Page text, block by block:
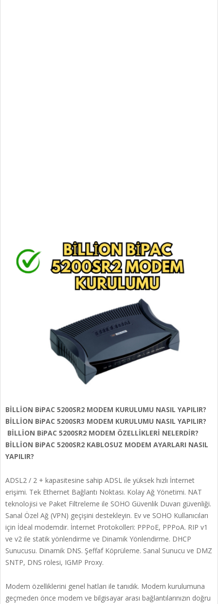
BİLLİON BiPAC 5200SR2 MODEM KURULUMU NASIL YAPILIR?
BİLLİON BiPAC 5200SR3 MODEM KURULUMU NASIL YAPILIR?
BİLLİON BiPAC 5200SR2 MODEM ÖZELLİKLERİ NELERDİR?
BİLLİON BiPAC 5200SR2 KABLOSUZ MODEM AYARLARI NASIL
YAPILIR?
ADSL2 / 2 + kapasitesine sahip ADSL ile yüksek hızlı İnternet
erişimi. Tek Ethernet Bağlantı Noktası. Kolay Ağ Yönetimi. NAT
teknolojisi ve Paket Filtreleme ile SOHO Güvenlik Duvarı güvenliği.
Sanal Özel Ağ (VPN) geçişini destekleyin. Ev ve SOHO Kullanıcıları
için İdeal modemdir. İnternet Protokolleri: PPPoE, PPPoA. RIP v1
ve v2 ile statik yönlendirme ve Dinamik Yönlendirme. DHCP
Sunucusu. Dinamik DNS. Şeffaf Köprüleme. Sanal Sunucu ve DMZ
SNTP, DNS rölesi, IGMP Proxy.
Modem özelliklerini genel hatları ile tanıdık. Modem kurulumuna
geçmeden önce modem ve bilgisayar arası bağlantılarınızın doğru